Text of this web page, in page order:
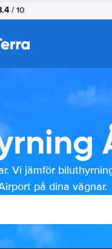
/ 10
Vi jämför
på dina vägnar.